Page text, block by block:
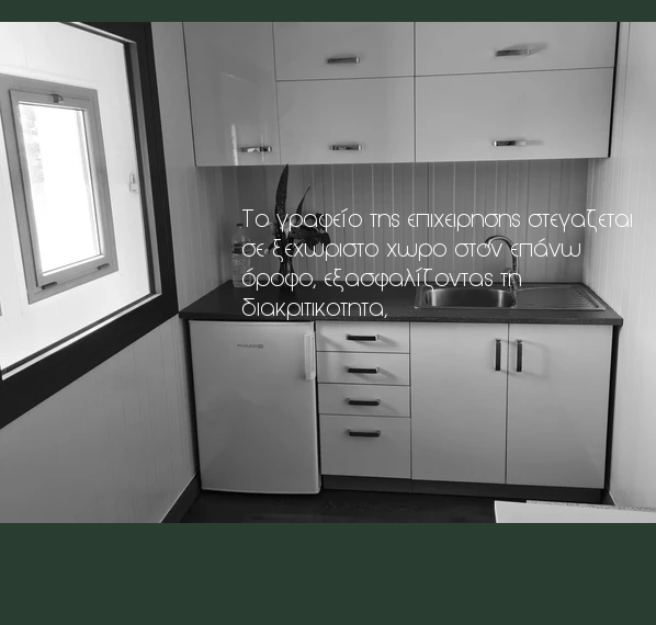
Το γραφείο της επιχειρησης στεγαζεται
σε ξεχωριστο χωρο στον επάνω
όροφο, εξασφαλίζοντας τη
διακριτικοτητα,